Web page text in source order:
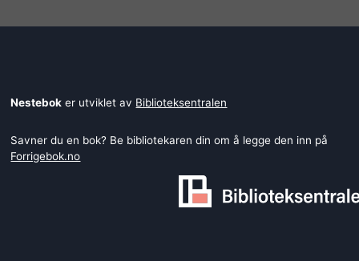
Nestebok er utviklet av Biblioteksentralen
Savner du en bok? Be bibliotekaren din om å legge den inn på
Forrigebok.no